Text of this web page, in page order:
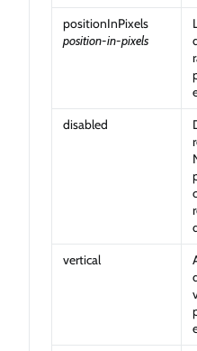
positionInPixels
position-in-pixels
disabled
vertical